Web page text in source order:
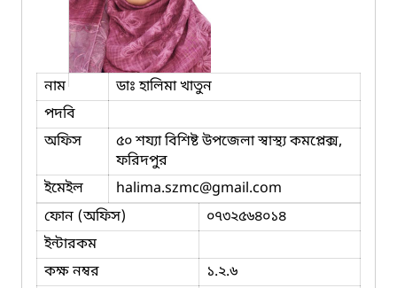
নাম
ডাঃ হালিমা খাতুন
পদবি
অফিস
৫০ শয্যা বিশিষ্ট উপজেলা স্বাস্থ্য কমপ্লেক্স,
ফরিদপুর
ইমেইল
halima.szmc@gmail.com
ফোন (অফিস)
০৭৩২৫৬৪০১৪
ইন্টারকম
কক্ষ নম্বর
১.২.৬